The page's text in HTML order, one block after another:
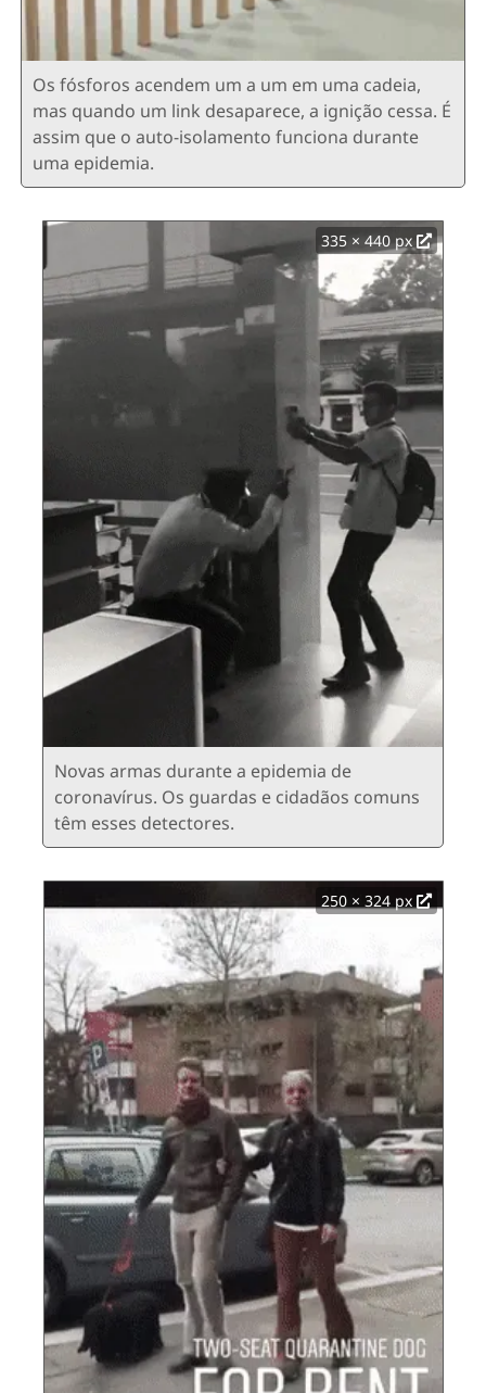
Os fósforos acendem um a um em uma cadeia,
mas quando um link desaparece, a ignição cessa. É
assim que o auto-isolamento funciona durante
uma epidemia.
335 × 440 px
Novas armas durante a epidemia de
coronavírus. Os guardas e cidadãos comuns
têm esses detectores.
250 × 324 px